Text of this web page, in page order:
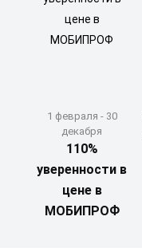
1 февраля - 30
декабря
110%
уверенности в
цене в
МОБИПРОФ